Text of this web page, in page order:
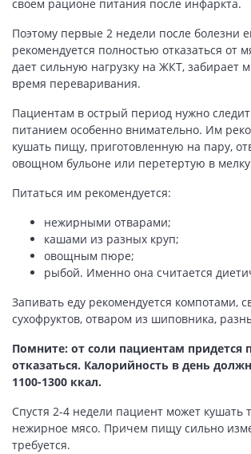
своем рационе питания после инфаркта.
Поэтому первые 2 недели после болезни
рекомендуется полностью отказаться от
дает сильную нагрузку на ЖКТ, забирает
время переваривания.
Пациентам в острый период нужно
питанием особенно внимательно. Им
кушать пищу, приготовленную на пару,
овощном бульоне или перетертую в
Питаться им рекомендуется:
нежирными отварами;
кашами из разных круп;
овощным пюре;
рыбой. Именно она считается
Запивать еду рекомендуется компотами,
сухофруктов, отваром из шиповника,
Помните: от соли пациентам придется
отказаться. Калорийность в день
1100-1300 ккал.
Спустя 2-4 недели пациент может кушать
нежирное мясо. Причем пищу сильно
требуется.